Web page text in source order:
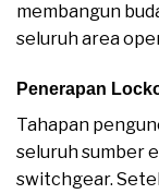
membangun
seluruh area
Penerapan
Tahapan
seluruh sumber
switchgear.